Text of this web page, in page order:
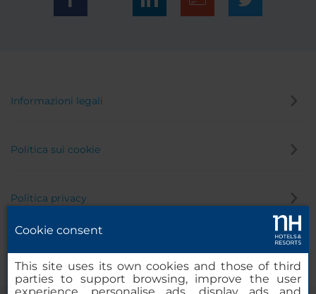
Informazioni legali
Politica sui cookie
Politica privacy
Cookie consent
This site uses its own cookies and those of third
parties to support browsing, improve the user